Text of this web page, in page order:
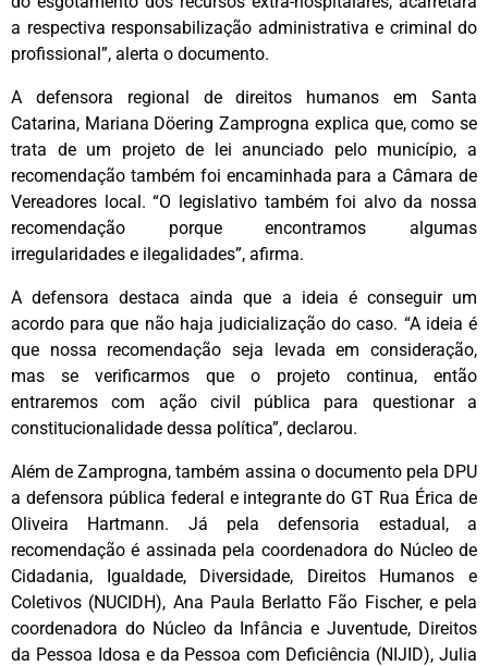
a respectiva responsabilização administrativa e criminal do
profissional”, alerta o documento.
A defensora regional de direitos humanos em Santa
Catarina, Mariana Döering Zamprogna explica que, como se
trata de um projeto de lei anunciado pelo município, a
recomendação também foi encaminhada para a Câmara de
Vereadores local. “O legislativo também foi alvo da nossa
recomendação porque encontramos algumas
irregularidades e ilegalidades”, afirma.
A defensora destaca ainda que a ideia é conseguir um
acordo para que não haja judicialização do caso. “A ideia é
que nossa recomendação seja levada em consideração,
mas se verificarmos que o projeto continua, então
entraremos com ação civil pública para questionar a
constitucionalidade dessa política”, declarou.
Além de Zamprogna, também assina o documento pela DPU
a defensora pública federal e integrante do GT Rua Érica de
Oliveira Hartmann. Já pela defensoria estadual, a
recomendação é assinada pela coordenadora do Núcleo de
Cidadania, Igualdade, Diversidade, Direitos Humanos e
Coletivos (NUCIDH), Ana Paula Berlatto Fão Fischer, e pela
coordenadora do Núcleo da Infância e Juventude, Direitos
da Pessoa Idosa e da Pessoa com Deficiência (NIJID), Julia